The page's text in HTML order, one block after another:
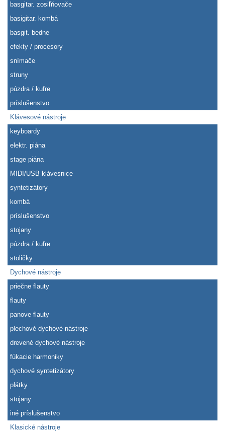
basgitar. zosiľňovače
basigitar. kombá
basgit. bedne
efekty / procesory
snímače
struny
púzdra / kufre
príslušenstvo
Klávesové nástroje
keyboardy
elektr. piána
stage piána
MIDI/USB klávesnice
syntetizátory
kombá
príslušenstvo
stojany
púzdra / kufre
stoličky
Dychové nástroje
priečne flauty
flauty
panove flauty
plechové dychové nástroje
drevené dychové nástroje
fúkacie harmoniky
dychové syntetizátory
plátky
stojany
iné príslušenstvo
Klasické nástroje